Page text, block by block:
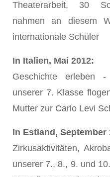
Theaterarbeit, 30
nahmen an diesem
internationale Schüler
In Italien, Mai 2012:
Geschichte erleben
unserer 7. Klasse
Mutter zur Carlo Levi
In Estland, September
Zirkusaktivitäten,
unserer 7., 8., 9. und